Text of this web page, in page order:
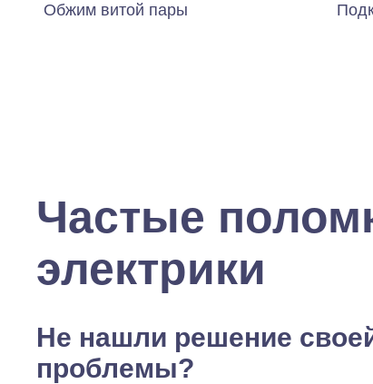
Обжим витой пары
Частые
электрики
Не нашли решение
проблемы?